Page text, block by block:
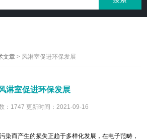
文章 > 风淋室促进环保发展
淋室促进环保发展
：1747 更新时间：2021-09-16
染而产生的损失正趋于多样化发展，在电子范畴，